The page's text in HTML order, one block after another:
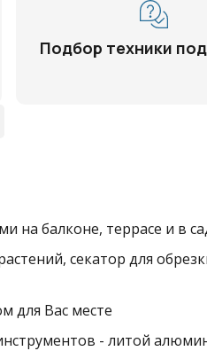
Подбор техники
на балконе, террасе и в
секатор для
для Вас месте
- литой